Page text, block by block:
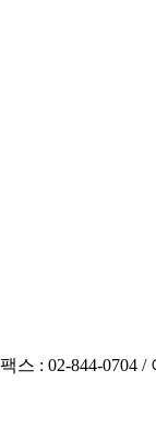
: 02-844-0704 /